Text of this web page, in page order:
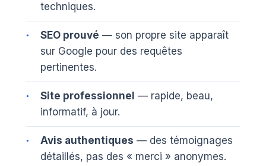
techniques.
SEO prouvé — son propre site apparaît
sur Google pour des requêtes
pertinentes.
Site professionnel — rapide, beau,
informatif, à jour.
Avis authentiques — des témoignages
détaillés, pas des « merci » anonymes.